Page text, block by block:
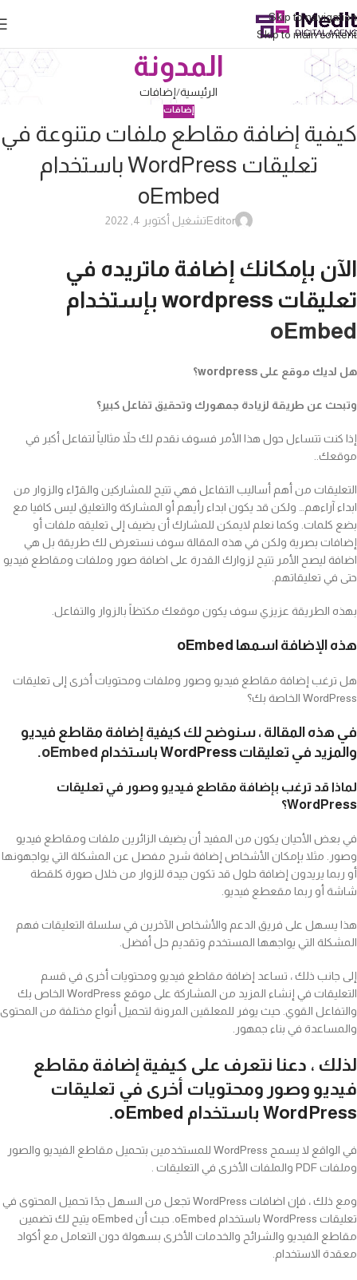
Skip to navigation
Skip to main content
المدونة
الرئيسية إضافات
إضافات
كيفية إضافة مقاطع ملفات متنوعة في
تعليقات WordPress باستخدام
oEmbed
Editorتشغيل أكتوبر 4, 2022
الآن بإمكانك إضافة ماتريده في
تعليقات wordpress بإستخدام
oEmbed
هل لديك موقع على wordpress؟
وتبحث عن طريقة لزيادة جمهورك وتحقيق تفاعل كبير؟
إذا كنت تتساءل حول هذا الأمر فسوف نقدم لك حلاً مثالياً لتفاعل أكبر في
موقعك..
التعليقات من أهم أساليب التفاعل فهي تتيح للمشاركين والقرّاء والزوار من
ابداء آراءهم… ولكن قد يكون ابداء رأيهم أو المشاركة والتعليق ليس كافيا مع
بضع كلمات. وكما نعلم لايمكن للمشارك أن يضيف إلى تعليقه ملفات أو
إضافات بصرية ولكن في هذه المقالة سوف نستعرض لك طريقة بل هي
اضافة ليصح الأمر تتيح لزوارك القدرة على اضافة صور وملفات ومقاطع فيديو
حتى في تعليقاتهم.
بهذه الطريقة عزيزي سوف يكون موقعك مكتظاً بالزوار والتفاعل.
هذه الإضافة اسمها oEmbed
هل ترغب إضافة مقاطع فيديو وصور وملفات ومحتويات أخرى إلى تعليقات
WordPress الخاصة بك؟
في هذه المقالة ، سنوضح لك كيفية إضافة مقاطع فيديو
والمزيد في تعليقات WordPress باستخدام
oEmbed
.
لماذا قد ترغب بإضافة مقاطع فيديو وصور في تعليقات
WordPress؟
في بعض الأحيان يكون من المفيد أن يضيف الزائرين ملفات ومقاطع فيديو
وصور. مثلا بإمكان الأشخاص إضافة شرح مفصل عن المشكلة التي يواجهونها
أو ربما يريدون إضافة حلول قد تكون جيدة للزوار من خلال صورة كلقطة
شاشة أو ربما مقعطع فيديو.
هذا يسهل على فريق الدعم والأشخاص الآخرين في سلسلة التعليقات فهم
المشكلة التي يواجهها المستخدم وتقديم حل أفضل.
إلى جانب ذلك ، تساعد إضافة مقاطع فيديو ومحتويات أخرى في قسم
التعليقات في إنشاء المزيد من المشاركة على موقع WordPress الخاص بك
والتفاعل القوي. حيث يوفر للمعلقين المرونة لتحميل أنواع مختلفة من المحتوى
والمساعدة في بناء جمهور.
لذلك ، دعنا نتعرف على كيفية إضافة مقاطع
فيديو وصور ومحتويات أخرى في تعليقات
WordPress باستخدام oEmbed.
في الواقع لا يسمح WordPress للمستخدمين بتحميل مقاطع الفيديو والصور
وملفات PDF والملفات الأخرى في التعليقات .
ومع ذلك ، فإن اضافات WordPress تجعل من السهل جدًا تحميل المحتوى في
تعليقات WordPress باستخدام oEmbed. حبث أن oEmbed يتيح لك تضمين
مقاطع الفيديو والشرائح والخدمات الأخرى بسهولة دون التعامل مع أكواد
معقدة الاستخدام.